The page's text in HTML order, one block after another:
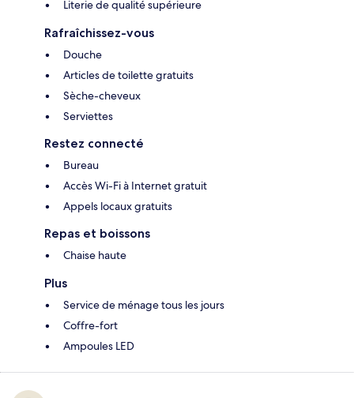
Literie de qualité supérieure
Rafraîchissez-vous
Douche
Articles de toilette gratuits
Sèche-cheveux
Serviettes
Restez connecté
Bureau
Accès Wi-Fi à Internet gratuit
Appels locaux gratuits
Repas et boissons
Chaise haute
Plus
Service de ménage tous les jours
Coffre-fort
Ampoules LED